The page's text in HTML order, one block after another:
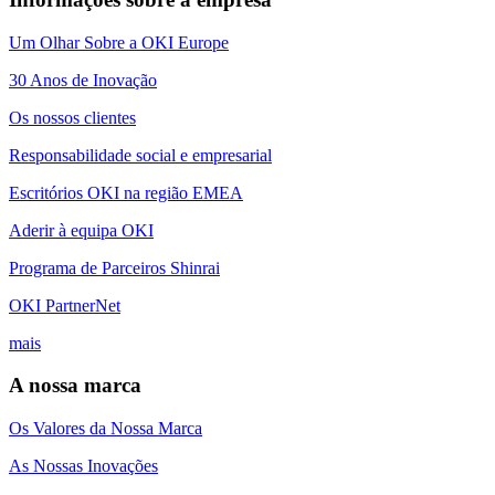
Um Olhar Sobre a OKI Europe
30 Anos de Inovação
Os nossos clientes
Responsabilidade social e empresarial
Escritórios OKI na região EMEA
Aderir à equipa OKI
Programa de Parceiros Shinrai
OKI PartnerNet
mais
A nossa marca
Os Valores da Nossa Marca
As Nossas Inovações